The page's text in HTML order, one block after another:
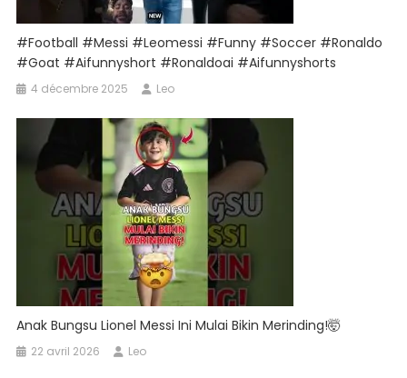
#football #messi #leomessi #funny #soccer #ronaldo
#goat #aifunnyshort #ronaldoai #aifunnyshorts
4 décembre 2025 Leo
Anak Bungsu Lionel Messi Ini Mulai Bikin Merinding!🤯
22 avril 2026 Leo